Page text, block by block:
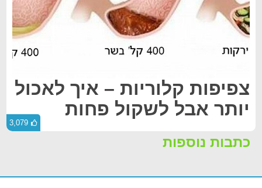
צפיפות קלוריות – איך לאכול
יותר אבל לשקול פחות
3,079
כתבות נוספות